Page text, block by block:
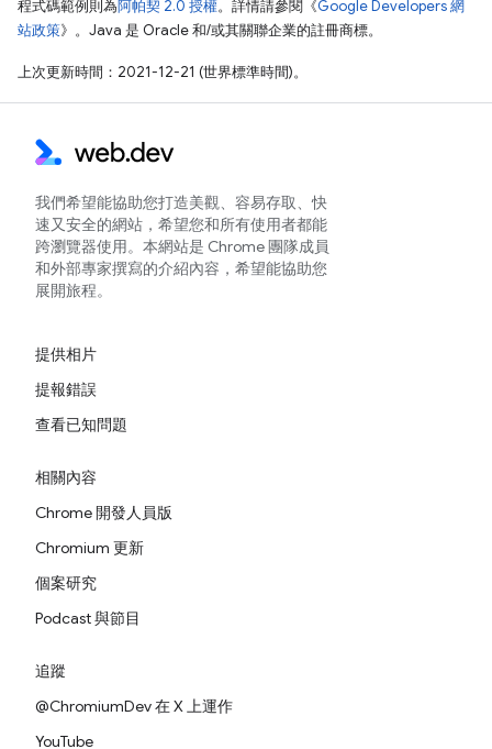
程式碼範例則為阿帕契 2.0 授權。詳情請參閱《Google Developers 網
站政策》。Java 是 Oracle 和/或其關聯企業的註冊商標。
上次更新時間：2021-12-21 (世界標準時間)。
我們希望能協助您打造美觀、容易存取、快
速又安全的網站，希望您和所有使用者都能
跨瀏覽器使用。本網站是 Chrome 團隊成員
和外部專家撰寫的介紹內容，希望能協助您
展開旅程。
提供相片
提報錯誤
查看已知問題
相關內容
Chrome 開發人員版
Chromium 更新
個案研究
Podcast 與節目
追蹤
@ChromiumDev 在 X 上運作
YouTube